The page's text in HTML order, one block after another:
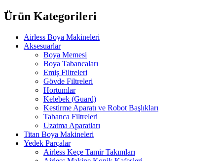
7.000,00₺.
Ürün Kategorileri
Airless Boya Makineleri
Aksesuarlar
Boya Memesi
Boya Tabancaları
Emiş Filtreleri
Gövde Filtreleri
Hortumlar
Kelebek (Guard)
Kestirme Aparatı ve Robot Başlıkları
Tabanca Filtreleri
Uzatma Aparatları
Titan Boya Makineleri
Yedek Parçalar
Airless Keçe Tamir Takımları